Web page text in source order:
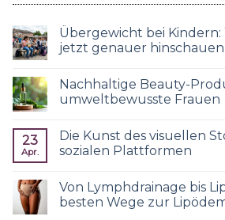
Übergewicht bei
jetzt genauer
Nachhaltige Beauty-
umweltbewusste Frauen
23
Apr.
Die Kunst des visuellen
sozialen Plattformen
Von Lymphdrainage bis
besten Wege zur